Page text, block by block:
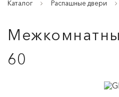
Каталог Распашные двери
60